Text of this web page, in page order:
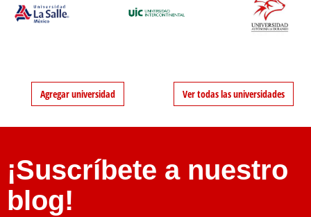
Agregar universidad Ver todas las universidades
¡Suscríbete a nuestro
blog!